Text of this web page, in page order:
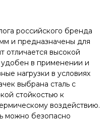
российского бренда
и предназначены для
отличается высокой
в применении и
нагрузки в условиях
выбрана сталь с
стойкостью к
воздействию.
можно безопасно